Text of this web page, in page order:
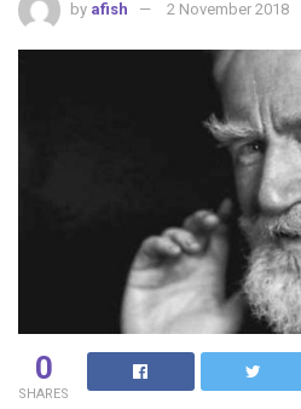
by afish 2 November 2018
0
SHARES